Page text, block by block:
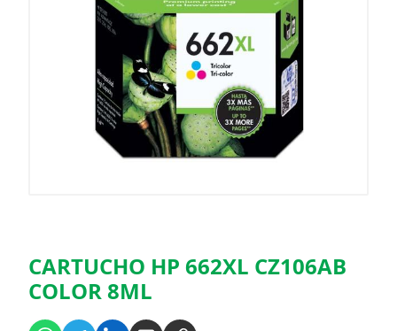
CARTUCHO HP 662XL CZ106AB
COLOR 8ML